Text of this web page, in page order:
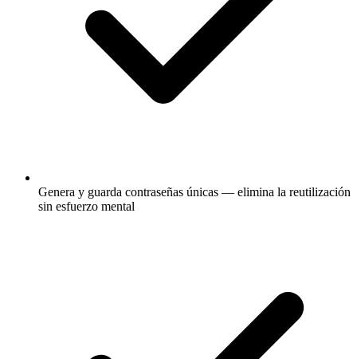
Genera y guarda contraseñas únicas — elimina la reutilización
sin esfuerzo mental